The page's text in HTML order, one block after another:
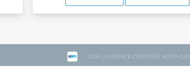
VOIR L'AUDIENCE CERTIFIÉE ACPM-OJD